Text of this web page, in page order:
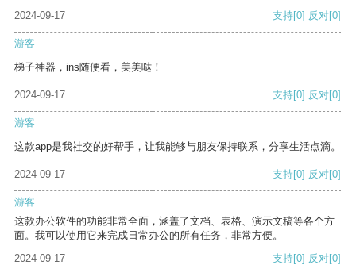
2024-09-17 支持[0] 反对[0]
游客
梯子神器，ins随便看，美美哒！
2024-09-17 支持[0] 反对[0]
游客
这款app是我社交的好帮手，让我能够与朋友保持联系，分享生活点滴。
2024-09-17 支持[0] 反对[0]
游客
这款办公软件的功能非常全面，涵盖了文档、表格、演示文稿等各个方
面。我可以使用它来完成日常办公的所有任务，非常方便。
2024-09-17
支持[0] 反对[0]